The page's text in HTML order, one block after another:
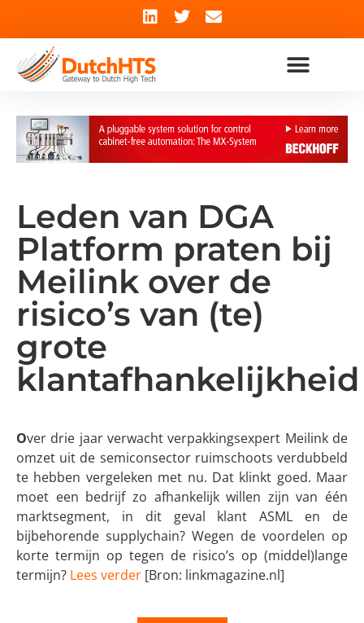
Leden van DGA
Platform praten bij
Meilink over de
risico’s van (te)
grote
klantafhankelijkheid
Over drie jaar verwacht verpakkingsexpert Meilink de
omzet uit de semiconsector ruimschoots verdubbeld
te hebben vergeleken met nu. Dat klinkt goed. Maar
moet een bedrijf zo afhankelijk willen zijn van één
marktsegment, in dit geval klant ASML en de
bijbehorende supplychain? Wegen de voordelen op
korte termijn op tegen de risico’s op (middel)lange
termijn? Lees verder [Bron: linkmagazine.nl]